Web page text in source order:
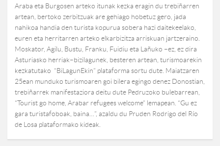
Araba eta Burgosen arteko itunak kezka eragin du trebiñarren
artean, bertoko zerbitzuak are gehiago hobetuz gero, jada
nahikoa handia den turista kopurua sobera hazi daitekeelako,
euren eta herritarren arteko elkarbizitza arriskuan jartzeraino.
Moskator, Agilu, Bustu, Franku, Fuidiu eta Lañuko –ez, ez dira
Asturiasko herriak–bizilagunek, besteren artean, turismoarekin
kezkatutako “BiLagunEkin” plataforma sortu dute. Maiatzaren
25ean munduko turismoaren goi bilera egingo denez Donostian,
trebiñarrek manifestaziora deitu dute Pedruzoko bulebarrean,
“Tourist go home, Arabar refugees welcome” lemapean. “Gu ez
gara turistafoboak, baina…”, azaldu du Pruden Rodrigo del Río
de Losa plataformako kideak.